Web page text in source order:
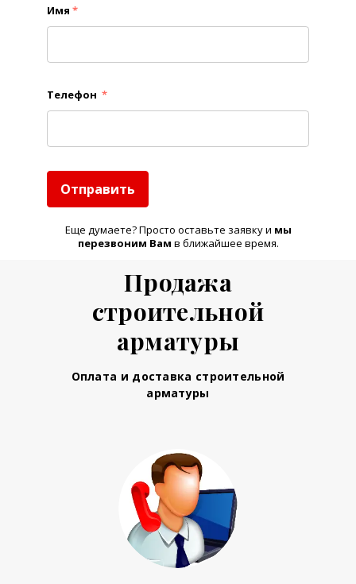
Имя *
Телефон *
Отправить
Еще думаете? Просто оставьте заявку и мы
перезвоним Вам в ближайшее время.
Продажа
строительной
арматуры
Оплата и доставка строительной
арматуры